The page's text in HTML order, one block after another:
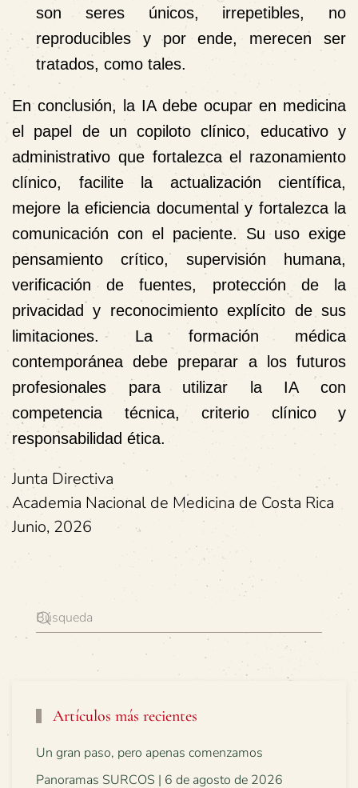
son seres únicos, irrepetibles, no
reproducibles y por ende, merecen ser
tratados, como tales.
En conclusión, la IA debe ocupar en medicina
el papel de un copiloto clínico, educativo y
administrativo que fortalezca el razonamiento
clínico, facilite la actualización científica,
mejore la eficiencia documental y fortalezca la
comunicación con el paciente. Su uso exige
pensamiento crítico, supervisión humana,
verificación de fuentes, protección de la
privacidad y reconocimiento explícito de sus
limitaciones. La formación médica
contemporánea debe preparar a los futuros
profesionales para utilizar la IA con
competencia técnica, criterio clínico y
responsabilidad ética.
Junta Directiva
Academia Nacional de Medicina de Costa Rica
Junio, 2026
Artículos más recientes
Un gran paso, pero apenas comenzamos
Panoramas SURCOS | 6 de agosto de 2026